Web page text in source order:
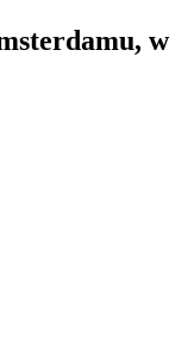
w